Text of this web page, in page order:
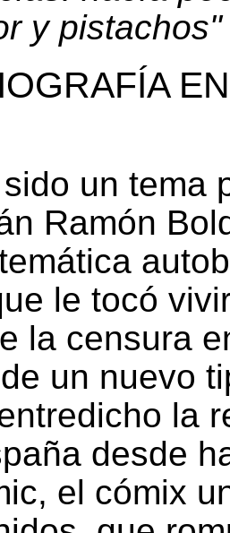
y pistachos"
un tema
Ramón
le tocó
la censura
un nuevo
la
desde
el cómix